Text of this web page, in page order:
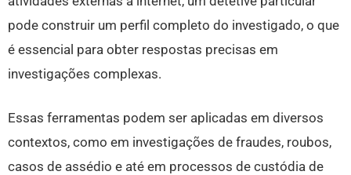
pode construir um perfil completo do investigado, o que
é essencial para obter respostas precisas em
investigações complexas.
Essas ferramentas podem ser aplicadas em diversos
contextos, como em investigações de fraudes, roubos,
casos de assédio e até em processos de custódia de